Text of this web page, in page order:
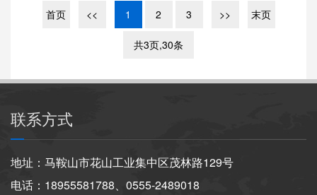
首页 << 1 2 3 >> 末页
共3页,30条
联系方式
地址：马鞍山市花山工业集中区茂林路129号
电话：18955581788、0555-2489018